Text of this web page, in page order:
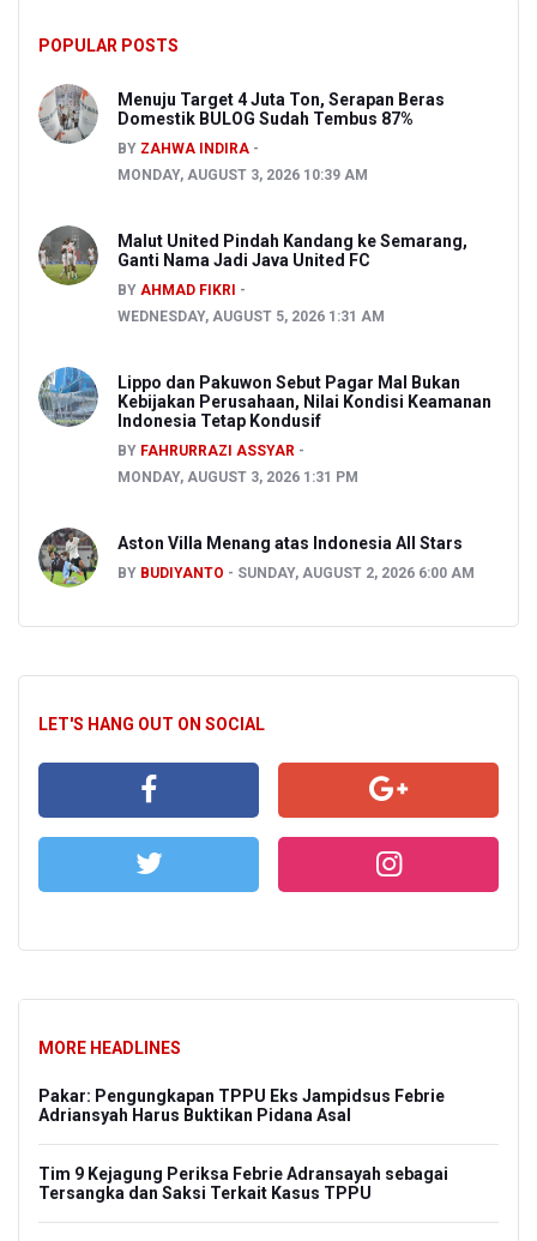
POPULAR POSTS
Menuju Target 4 Juta Ton, Serapan Beras
Domestik BULOG Sudah Tembus 87%
BY ZAHWA INDIRA
MONDAY, AUGUST 3, 2026 10:39 AM
Malut United Pindah Kandang ke Semarang,
Ganti Nama Jadi Java United FC
BY AHMAD FIKRI
WEDNESDAY, AUGUST 5, 2026 1:31 AM
Lippo dan Pakuwon Sebut Pagar Mal Bukan
Kebijakan Perusahaan, Nilai Kondisi Keamanan
Indonesia Tetap Kondusif
BY FAHRURRAZI ASSYAR
MONDAY, AUGUST 3, 2026 1:31 PM
Aston Villa Menang atas Indonesia All Stars
BY BUDIYANTO SUNDAY, AUGUST 2, 2026 6:00 AM
LET'S HANG OUT ON SOCIAL
MORE HEADLINES
Pakar: Pengungkapan TPPU Eks Jampidsus Febrie
Adriansyah Harus Buktikan Pidana Asal
Tim 9 Kejagung Periksa Febrie Adransayah sebagai
Tersangka dan Saksi Terkait Kasus TPPU